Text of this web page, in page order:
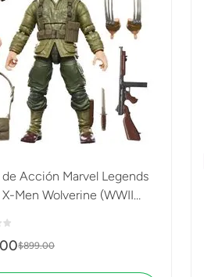
de Acción Marvel Legends
X-Men Wolverine (WWII
00$899.00